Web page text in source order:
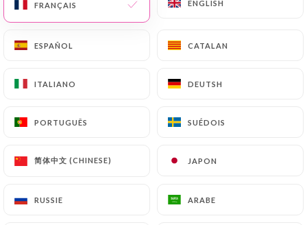
FRANÇAIS ENGLISH
ESPAÑOL CATALAN
ITALIANO DEUTSH
PORTUGUÊS SUÉDOIS
简体中文 (CHINESE) JAPON
RUSSIE ARABE
FRANÇAIS ENGLISH
ESPAÑOL CATALAN
ITALIANO DEUTSH
PORTUGUÊS SUÉDOIS
简体中文 (CHINESE) JAPON
RUSSIE ARABE